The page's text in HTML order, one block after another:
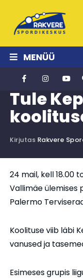
MENÜÜ
Tule
Kirjutas Rakvere
24 mail, kell 18.00
Vallimäe ülemises
Palermo
Koolituse viib läbi
vanused ja
Esimeses grupis